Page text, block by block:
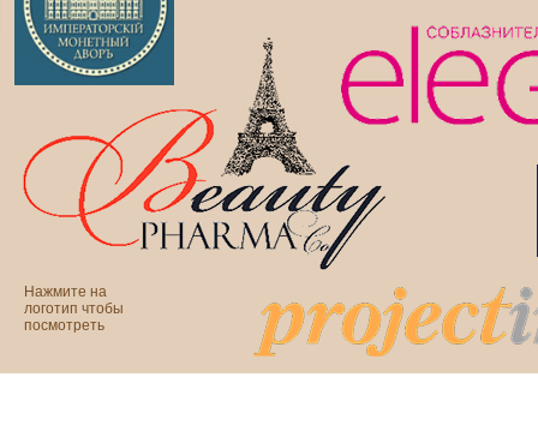
Нажмите на
логотип чтобы
посмотреть